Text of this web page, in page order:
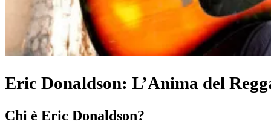
Eric Donaldson: L’Anima del
Chi è Eric Donaldson?